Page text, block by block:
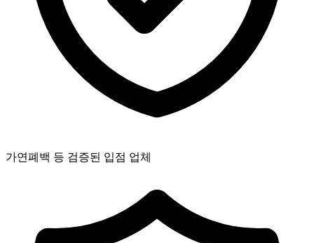
가연폐백 등 검증된 입점 업체